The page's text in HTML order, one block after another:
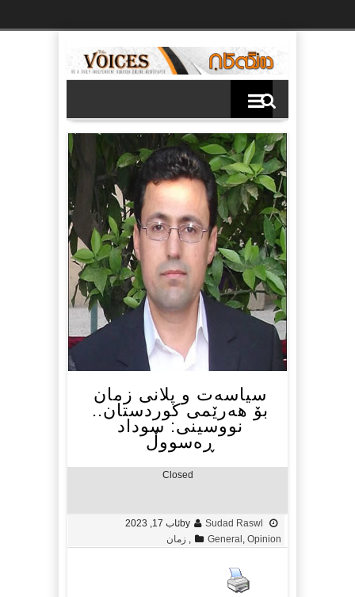
سیاسەت و پلانی زمان
بۆ هەرێمی کوردستان..
نووسینی: سوداد
ڕەسووڵ
Closed
by Sudad Raswl
ئاب 17, 2023
General Opinion زمان